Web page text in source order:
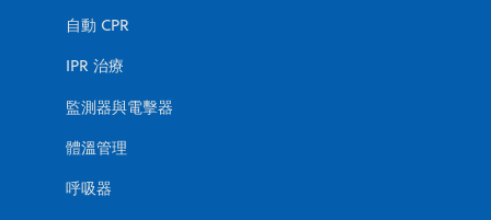
自動 CPR
IPR 治療
監測器與電擊器
體溫管理
呼吸器